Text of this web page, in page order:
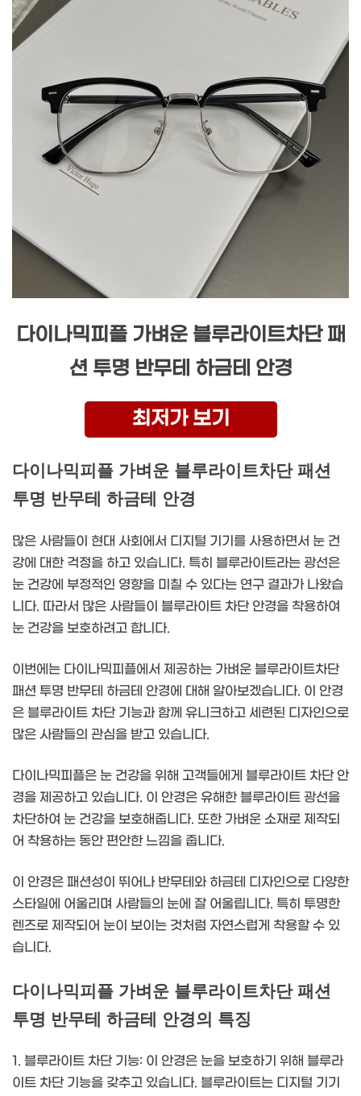
다이나믹피플 가벼운 블루라이트차단 패
션 투명 반무테 하금테 안경
최저가 보기
다이나믹피플 가벼운 블루라이트차단 패션
투명 반무테 하금테 안경
많은 사람들이 현대 사회에서 디지털 기기를 사용하면서 눈 건
강에 대한 걱정을 하고 있습니다. 특히 블루라이트라는 광선은
눈 건강에 부정적인 영향을 미칠 수 있다는 연구 결과가 나왔습
니다. 따라서 많은 사람들이 블루라이트 차단 안경을 착용하여
눈 건강을 보호하려고 합니다.
이번에는 다이나믹피플에서 제공하는 가벼운 블루라이트차단
패션 투명 반무테 하금테 안경에 대해 알아보겠습니다. 이 안경
은 블루라이트 차단 기능과 함께 유니크하고 세련된 디자인으로
많은 사람들의 관심을 받고 있습니다.
다이나믹피플은 눈 건강을 위해 고객들에게 블루라이트 차단 안
경을 제공하고 있습니다. 이 안경은 유해한 블루라이트 광선을
차단하여 눈 건강을 보호해줍니다. 또한 가벼운 소재로 제작되
어 착용하는 동안 편안한 느낌을 줍니다.
이 안경은 패션성이 뛰어나 반무테와 하금테 디자인으로 다양한
스타일에 어울리며 사람들의 눈에 잘 어울립니다. 특히 투명한
렌즈로 제작되어 눈이 보이는 것처럼 자연스럽게 착용할 수 있
습니다.
다이나믹피플 가벼운 블루라이트차단 패션
투명 반무테 하금테 안경의 특징
1. 블루라이트 차단 기능: 이 안경은 눈을 보호하기 위해 블루라
이트 차단 기능을 갖추고 있습니다. 블루라이트는 디지털 기기